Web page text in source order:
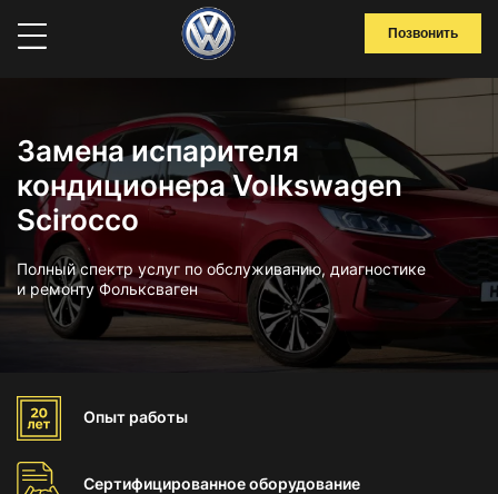
Позвонить
Замена испарителя
кондиционера Volkswagen
Scirocco
Полный спектр услуг по обслуживанию, диагностике
и ремонту Фольксваген
Опыт работы
Сертифицированноеоборудование